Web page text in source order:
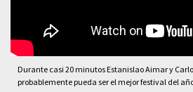
Durante casi 20 minutos Estanislao Aimar y
probablemente pueda ser el mejor festival del